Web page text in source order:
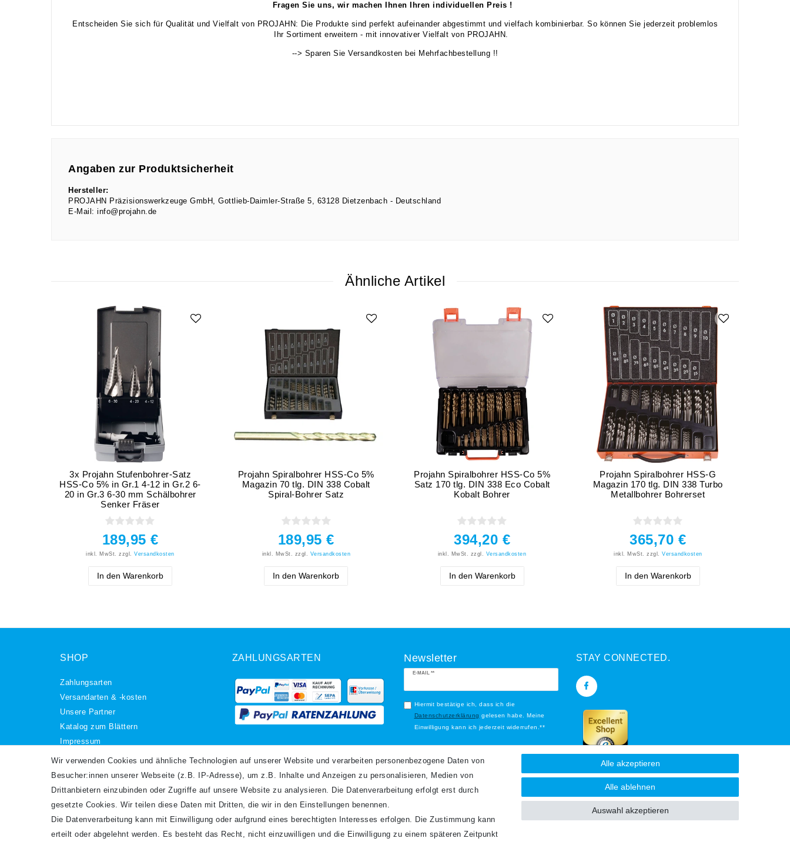
Fragen Sie uns, wir machen Ihnen Ihren individuellen Preis !
Entscheiden Sie sich für Qualität und Vielfalt von PROJAHN: Die Produkte sind perfekt aufeinander abgestimmt und vielfach kombinierbar. So können Sie jederzeit problemlos
Ihr Sortiment erweitern - mit innovativer Vielfalt von PROJAHN.
--> Sparen Sie Versandkosten bei Mehrfachbestellung !!
Angaben zur Produktsicherheit
Hersteller:
PROJAHN Präzisionswerkzeuge GmbH
Gottlieb-Daimler-Straße 5 63128 Dietzenbach
Deutschland
E-Mail: info@projahn.de
Ähnliche Artikel
3x Projahn Stufenbohrer-Satz
HSS-Co 5% in Gr.1 4-12 in Gr.2 6-
20 in Gr.3 6-30 mm Schälbohrer
Senker Fräser
189,95 €
inkl. MwSt. zzgl.Versandkosten
In den Warenkorb
Projahn Spiralbohrer HSS-Co 5%
Magazin 70 tlg. DIN 338 Cobalt
Spiral-Bohrer Satz
189,95 €
inkl. MwSt. zzgl. Versandkosten
In den Warenkorb
Projahn Spiralbohrer HSS-Co 5%
Satz 170 tlg. DIN 338 Eco Cobalt
Kobalt Bohrer
394,20 €
inkl. MwSt. zzgl. Versandkosten
In den Warenkorb
Projahn Spiralbohrer HSS-G
Magazin 170 tlg. DIN 338 Turbo
Metallbohrer Bohrerset
365,70 €
inkl. MwSt. zzgl.Versandkosten
In den Warenkorb
SHOP
Zahlungsarten
Versandarten & -kosten
Unsere Partner
Katalog zum Blättern
Impressum
Daten­schutz­erklärung
AGB
Barrierefreiheitserklärung
Widerrufs­recht
Kontakt
Vertrag widerrufen
ZAHLUNGSARTEN
VERSANDARTEN
Newsletter
E-MAIL **
Newsletter
Honig
Hiermit bestätige ich, dass ich die
Daten­schutz­erklärung gelesen habe. Meine
Einwilligung kann ich jederzeit widerrufen.**
** Hierbei handelt es sich um ein Pflichtfeld.
STAY CONNECTED.
Wir verwenden Cookies und ähnliche Technologien auf unserer Website und verarbeiten personenbezogene Daten von
Besucher:innen unserer Webseite (z.B. IP-Adresse), um z.B. Inhalte und Anzeigen zu personalisieren, Medien von
Drittanbietern einzubinden oder Zugriffe auf unsere Website zu analysieren. Die Datenverarbeitung erfolgt erst durch
gesetzte Cookies. Wir teilen diese Daten mit Dritten, die wir in den Einstellungen benennen.
Die Datenverarbeitung kann mit Einwilligung oder aufgrund eines berechtigten Interesses erfolgen. Die Zustimmung kann
erteilt oder abgelehnt werden. Es besteht das Recht, nicht einzuwilligen und die Einwilligung zu einem späteren Zeitpunkt
Alle akzeptieren
Alle ablehnen
Auswahl akzeptieren